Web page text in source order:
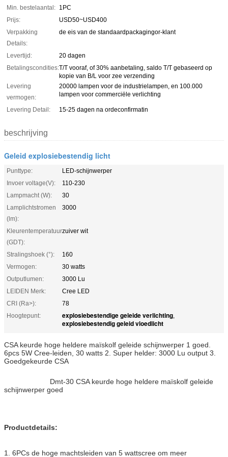
Min. bestelaantal: 1PC
Prijs:
USD50~USD400
Verpakking
Details:
de eis van de standaardpackagingor-klant
Levertijd:
20 dagen
Betalingscondities:T/T vooraf, of 30% aanbetaling, saldo T/T gebaseerd op
kopie van B/L voor zee verzending
Levering
vermogen:
20000 lampen voor de industrielampen, en 100.000
lampen voor commerciële verlichting
Levering Detail: 15-25 dagen na ordeconfirmatin
beschrijving
Geleid explosiebestendig licht
Punttype:
LED-schijnwerper
Invoer voltage(V):
110-230
Lampmacht (W):
30
Lamplichtstromen
(lm):
3000
Kleurentemperatuur
(GDT):
zuiver wit
Stralingshoek (°):
160
Vermogen:
30 watts
Outputlumen:
3000 Lu
LEIDEN Merk:
Cree LED
CRI (Ra>):
78
Hoogtepunt:
explosiebestendige geleide verlichting,
explosiebestendig geleid vloedlicht
CSA keurde hoge heldere maïskolf geleide schijnwerper 1 goed.
6pcs 5W Cree-leiden, 30 watts 2. Super helder: 3000 Lu output 3.
Goedgekeurde CSA
Dmt-30 CSA keurde hoge heldere maïskolf geleide
schijnwerper goed
Productdetails:
1. 6PCs de hoge machtsleiden van 5 wattscree om meer